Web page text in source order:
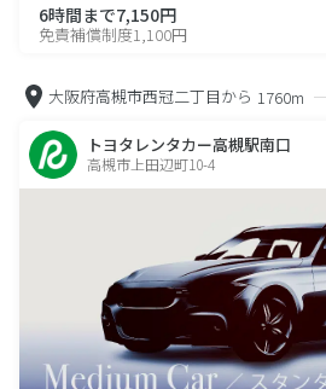
6時間まで7,150円
免責補償制度1,100円
大阪府高槻市西冠二丁目から 1760m
トヨタレンタカー高槻駅南口
高槻市上田辺町10-4